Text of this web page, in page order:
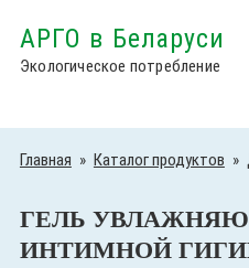
АРГО в Беларуси
Экологическое потребление
Главная » Каталог продуктов »
ГЕЛЬ
ИНТИМНОЙ